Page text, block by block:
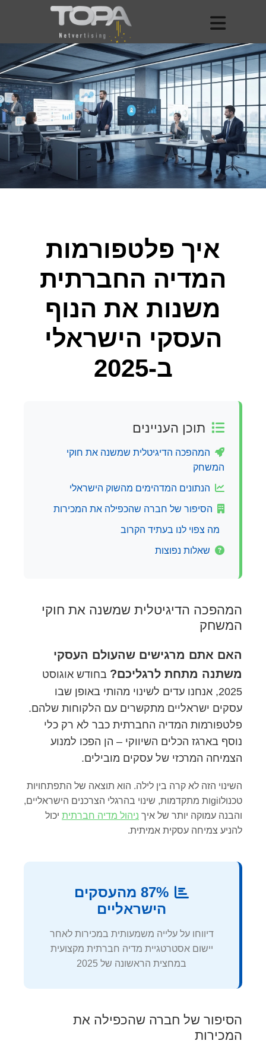
איך פלטפורמות
המדיה החברתית
משנות את הנוף
העסקי הישראלי
ב-2025
תוכן העניינים
המהפכה הדיגיטלית שמשנה את חוקי
המשחק
הנתונים המדהימים מהשוק הישראלי
הסיפור של חברה שהכפילה את המכירות
מה צפוי לנו בעתיד הקרוב
שאלות נפוצות
המהפכה הדיגיטלית שמשנה את חוקי
המשחק
האם אתם מרגישים שהעולם העסקי
משתנה מתחת לרגליכם? בחודש אוגוסט
2025, אנחנו עדים לשינוי מהותי באופן שבו
עסקים ישראליים מתקשרים עם הלקוחות שלהם.
פלטפורמות המדיה החברתית כבר לא רק כלי
נוסף בארגז הכלים השיווקי – הן הפכו למנוע
הצמיחה המרכזי של עסקים מובילים.
השינוי הזה לא קרה בין לילה. הוא תוצאה של התפתחויות
טכנולוgiות מתקדמות, שינוי בהרגלי הצרכנים הישראליים,
והבנה עמוקה יותר של איך ניהול מדיה חברתית יכול
להניע צמיחה עסקית אמיתית.
87% מהעסקים
הישראליים
דיווחו על עלייה משמעותית במכירות לאחר
יישום אסטרטגיית מדיה חברתית מקצועית
במחצית הראשונה של 2025
הסיפור של חברה שהכפילה את
המכירות